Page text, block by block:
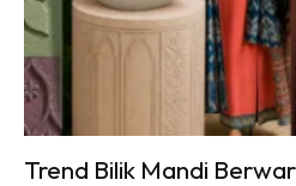
9. Untuk pembajaan, Gunakan
banyak dikongsikan di dalam
MOL kangkung, Sisa sayura,
sebagainya. Selain itu juga,
Trend Bilik Mandi